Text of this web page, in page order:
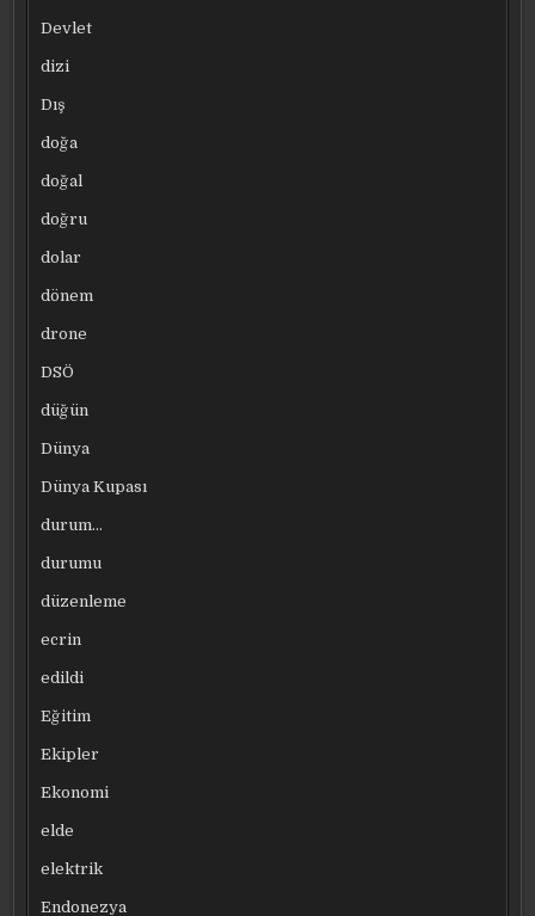
Devlet
dizi
Dış
doğa
doğal
doğru
dolar
dönem
drone
DSÖ
düğün
Dünya
Dünya Kupası
durum…
durumu
düzenleme
ecrin
edildi
Eğitim
Ekipler
Ekonomi
elde
elektrik
Endonezya